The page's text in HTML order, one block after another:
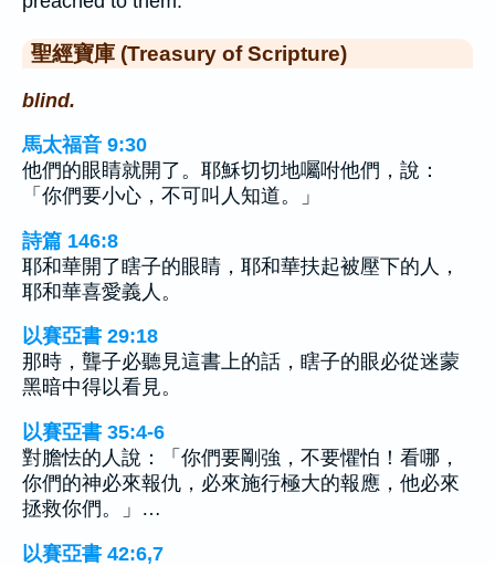
聖經寶庫 (Treasury of Scripture)
blind.
馬太福音 9:30
他們的眼睛就開了。耶穌切切地囑咐他們，說：
「你們要小心，不可叫人知道。」
詩篇 146:8
耶和華開了瞎子的眼睛，耶和華扶起被壓下的人，
耶和華喜愛義人。
以賽亞書 29:18
那時，聾子必聽見這書上的話，瞎子的眼必從迷蒙
黑暗中得以看見。
以賽亞書 35:4-6
對膽怯的人說：「你們要剛強，不要懼怕！看哪，
你們的神必來報仇，必來施行極大的報應，他必來
拯救你們。」…
以賽亞書 42:6,7